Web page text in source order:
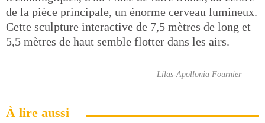
de la pièce principale, un énorme cerveau lumineux.
Cette sculpture interactive de 7,5 mètres de long et
5,5 mètres de haut semble flotter dans les airs.
Lilas-Apollonia Fournier
À lire aussi